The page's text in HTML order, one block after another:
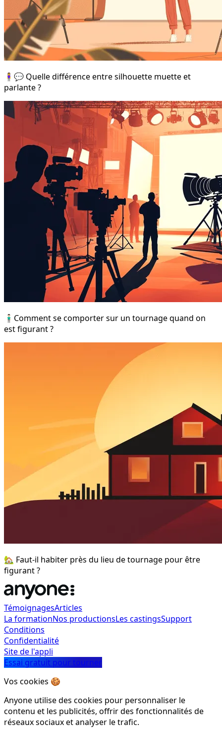
🧍‍♀️💬 Quelle différence entre silhouette muette et
parlante ?
🧍🏻‍♂️Comment se comporter sur un tournage quand on
est figurant ?
🏡 Faut-il habiter près du lieu de tournage pour être
figurant ?
TémoignagesArticles
La formationNos productionsLes castingsSupport
Conditions
Confidentialité
Site de l'appli
Essai gratuit pour tourner
Vos cookies 🍪
Anyone utilise des cookies pour personnaliser le
contenu et les publicités, offrir des fonctionnalités de
réseaux sociaux et analyser le trafic.